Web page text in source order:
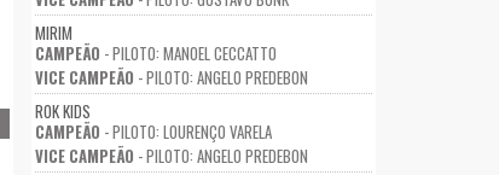
MIRIM
CAMPEÃO - PILOTO: MANOEL CECCATTO
VICE CAMPEÃO - PILOTO: ANGELO PREDEBON
ROK KIDS
CAMPEÃO - PILOTO: LOURENÇO VARELA
VICE CAMPEÃO - PILOTO: ANGELO PREDEBON